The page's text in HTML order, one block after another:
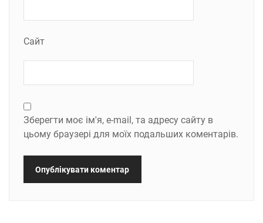
Сайт
Зберегти моє ім'я, e-mail, та адресу сайту в
цьому браузері для моїх подальших коментарів.